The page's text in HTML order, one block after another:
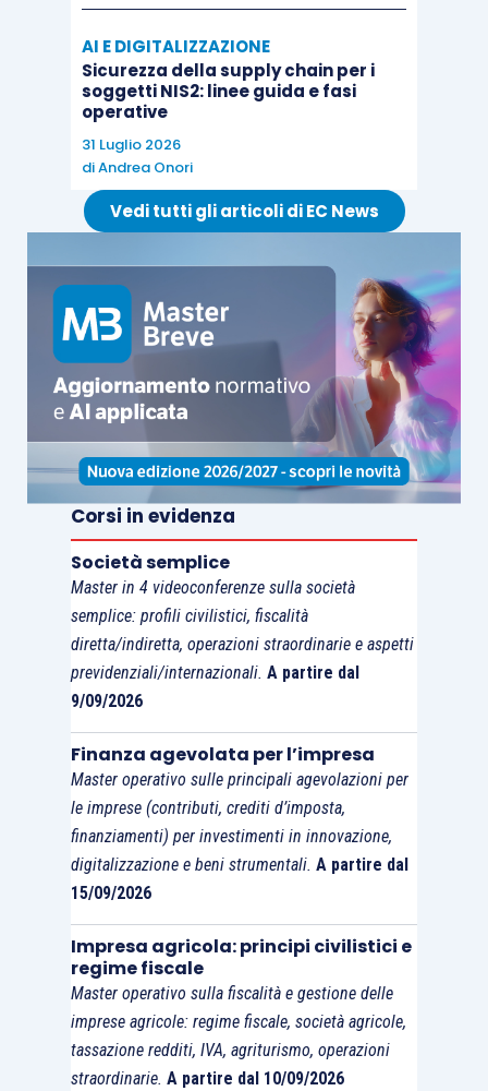
AI E DIGITALIZZAZIONE
Sicurezza della supply chain per i
soggetti NIS2: linee guida e fasi
operative
31 Luglio 2026
diAndrea Onori
Vedi tutti gli articoli di EC News
Corsi in evidenza
Società semplice
Master in 4 videoconferenze sulla società
semplice: profili civilistici, fiscalità
diretta/indiretta, operazioni straordinarie e aspetti
previdenziali/internazionali. A partire dal
9/09/2026
Finanza agevolata per l’impresa
Master operativo sulle principali agevolazioni per
le imprese (contributi, crediti d’imposta,
finanziamenti) per investimenti in innovazione,
digitalizzazione e beni strumentali. A partire dal
15/09/2026
Impresa agricola: principi civilistici e
regime fiscale
Master operativo sulla fiscalità e gestione delle
imprese agricole: regime fiscale, società agricole,
tassazione redditi, IVA, agriturismo, operazioni
straordinarie. A partire dal 10/09/2026